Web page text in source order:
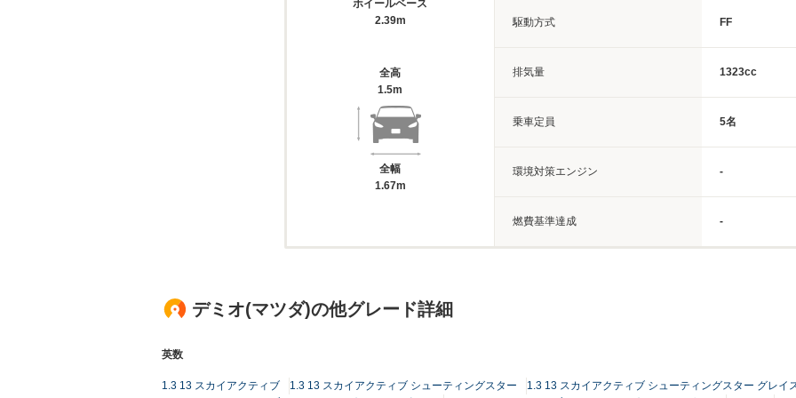
ホイールベース
2.39m
全高
1.5m
全幅
1.67m
駆動方式 FF
排気量 1323cc
乗車定員 5名
環境対策エンジン -
燃費基準達成 -
デミオ(マツダ)の他グレード詳細
英数
1.3 13 スカイアクティブ 1.3 13 スカイアクティブ シューティングスター
1.3 13 スカイアクティブ シューティングスター グレイ